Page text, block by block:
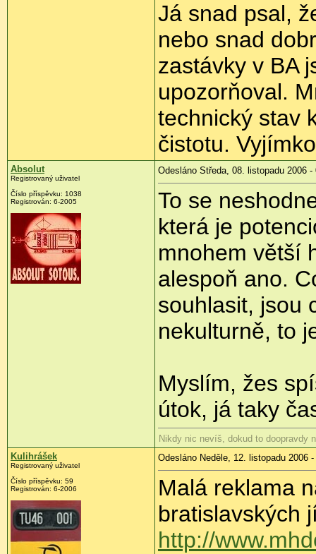
Já snad psal,
nebo snad
zastávky v BA
upozorňoval.
technický stav
čistotu.
Absolut
Registrovaný uživatel
Číslo příspěvku: 1038
Registrován: 6-2005
Odesláno Středa, 08. listopadu 2006 -
To se
která je
mnohem větší
alespoň ano.
souhlasit, jsou
nekulturně, to
Myslím, žes
útok, já taky
Nikdy nic nevíš, dokud to doopravdy
Kulihrášek
Registrovaný uživatel
Číslo příspěvku: 59
Registrován: 6-2006
Odesláno Neděle, 12. listopadu 2006 -
Malá reklama
bratislavských
http://